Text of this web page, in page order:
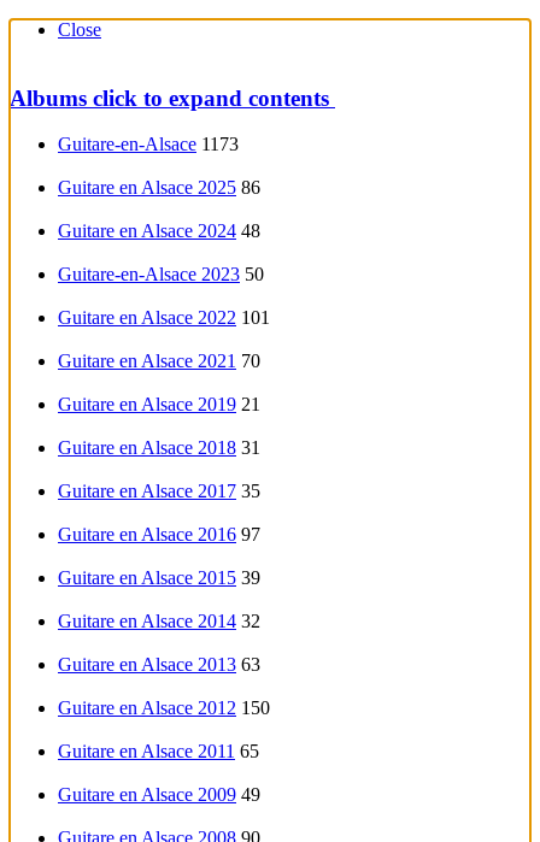
Close
Albums click to expand contents
Guitare-en-Alsace 1173
Guitare en Alsace 2025 86
Guitare en Alsace 2024 48
Guitare-en-Alsace 2023 50
Guitare en Alsace 2022 101
Guitare en Alsace 2021 70
Guitare en Alsace 2019 21
Guitare en Alsace 2018 31
Guitare en Alsace 2017 35
Guitare en Alsace 2016 97
Guitare en Alsace 2015 39
Guitare en Alsace 2014 32
Guitare en Alsace 2013 63
Guitare en Alsace 2012 150
Guitare en Alsace 2011 65
Guitare en Alsace 2009 49